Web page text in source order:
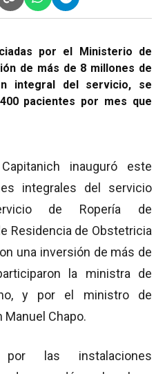
por el Ministerio de
de más de 8 millones de
integral del servicio, se
pacientes por mes que
inauguró este
integrales del servicio
de Ropería de
Residencia de Obstetricia
una inversión de más de
la ministra de
y por el ministro de
Manuel Chapo.
las instalaciones